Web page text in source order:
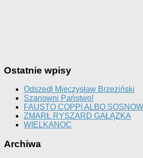
Ostatnie wpisy
Odszedł Mieczysław Brzeziński
Szanowni Państwo!
FAUSTO COPPI ALBO
ZMARŁ RYSZARD GAŁĄZKA
WIELKANOC
Archiwa